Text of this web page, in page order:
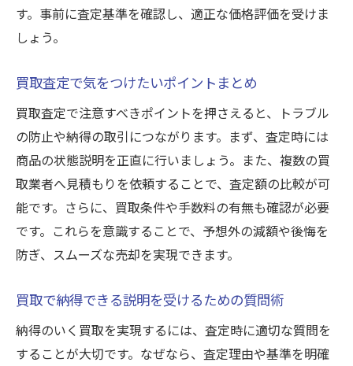
す。事前に査定基準を確認し、適正な価格評価を受けま
しょう。
買取査定で気をつけたいポイントまとめ
買取査定で注意すべきポイントを押さえると、トラブル
の防止や納得の取引につながります。まず、査定時には
商品の状態説明を正直に行いましょう。また、複数の買
取業者へ見積もりを依頼することで、査定額の比較が可
能です。さらに、買取条件や手数料の有無も確認が必要
です。これらを意識することで、予想外の減額や後悔を
防ぎ、スムーズな売却を実現できます。
買取で納得できる説明を受けるための質問術
納得のいく買取を実現するには、査定時に適切な質問を
することが大切です。なぜなら、査定理由や基準を明確